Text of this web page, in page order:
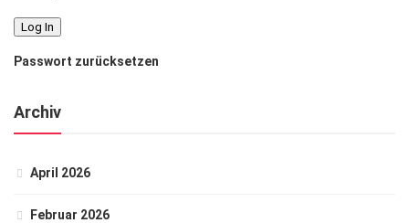
Passwort zurücksetzen
Archiv
April 2026
Februar 2026